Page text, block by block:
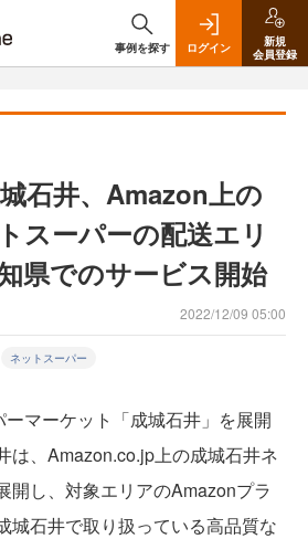
事例を探す ログイン
新規
会員登録
石井、Amazon上の
スーパーの配送エリ
県でのサービス開始
2022/12/09 05:00
ネットスーパー
マーケット「成城石井」を展開
は、Amazon.co.jp上の成城石井ネ
開し、対象エリアのAmazonプラ
城石井で取り扱っている高品質な